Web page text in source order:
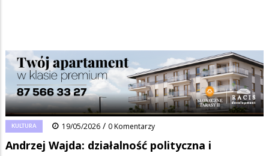
Ścieżka
nawigacyjna
Strona główna/Wiadomości/Kultura
Andrzej Wajda: działalność polityczna i kulturalna na Suwalszczyźnie
FacebookPinterestTumblr
0 Reddit Share
KULTURA 19/05/2026 / 0 Komentarzy
Andrzej Wajda: działalność polityczna i